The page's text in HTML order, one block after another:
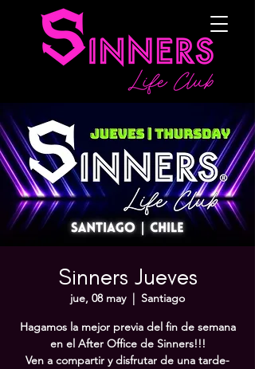
Sinners Jueves
jue, 08 may
  |
Santiago
Hagamos la mejor previa del fin de semana
en el After Office de Sinners!!!
Ven a compartir y disfrutar de una tarde-